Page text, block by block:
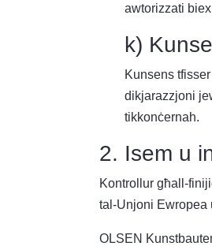
awtorizzati
k)
Kunsens
dikjarazzjoni
tikkonċernah.
2. Isem u
Kontrollur għall-
tal-Unjoni Ewropea
OLSEN